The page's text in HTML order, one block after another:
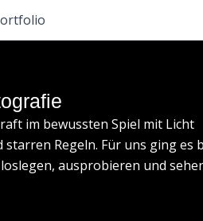
im bewussten Spiel mit Licht
Regeln. Für uns ging es
ausprobieren und